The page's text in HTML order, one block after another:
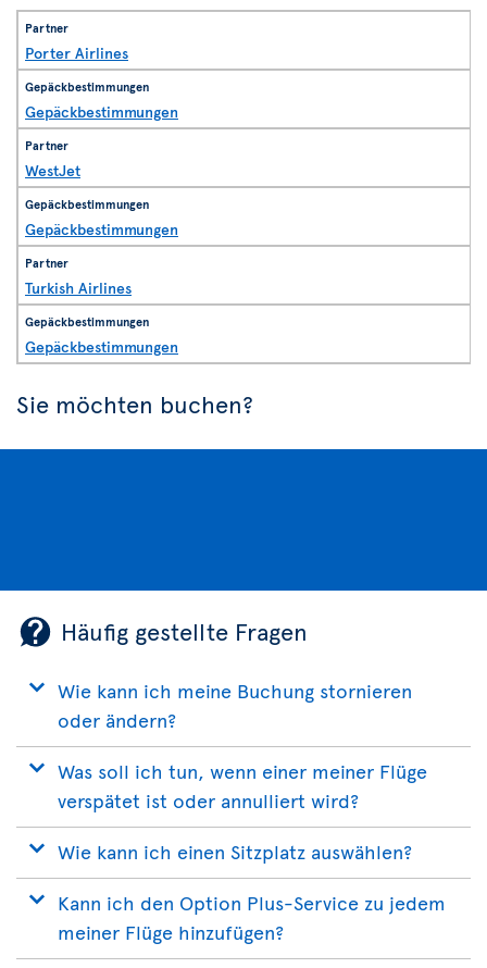
Porter Airlines
Gepäckbestimmungen
WestJet
Gepäckbestimmungen
Turkish Airlines
Gepäckbestimmungen
Sie möchten buchen?
Häufig gestellte Fragen
Wie kann ich meine Buchung stornieren
oder ändern?
Was soll ich tun, wenn einer meiner Flüge
verspätet ist oder annulliert wird?
Wie kann ich einen Sitzplatz auswählen?
Kann ich den Option Plus-Service zu jedem
meiner Flüge hinzufügen?